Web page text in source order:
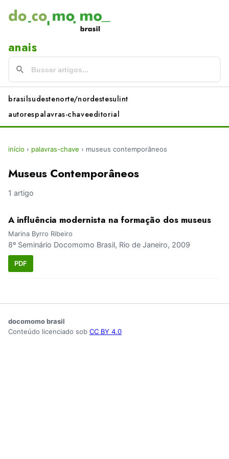
anais
brasilsudestenorte/nordestesulint
autorespalavras-chaveeditorial
início › palavras-chave › museus contemporâneos
Museus Contemporâneos
1 artigo
A influência modernista na formação dos museus
Marina Byrro Ribeiro
8º Seminário Docomomo Brasil, Rio de Janeiro, 2009
PDF
docomomo brasil
Conteúdo licenciado sob CC BY 4.0